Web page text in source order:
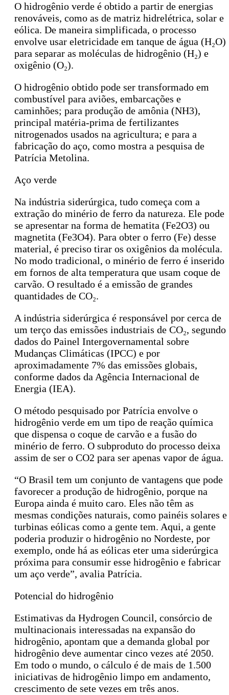
O hidrogênio verde é obtido a partir de energias
renováveis, como as de matriz hidrelétrica, solar e
eólica. De maneira simplificada, o processo
envolve usar eletricidade em tanque de água (H₂O)
para separar as moléculas de hidrogênio (H₂) e
oxigênio (O₂).
O hidrogênio obtido pode ser transformado em
combustível para aviões, embarcações e
caminhões; para produção de amônia (NH3),
principal matéria-prima de fertilizantes
nitrogenados usados na agricultura; e para a
fabricação do aço, como mostra a pesquisa de
Patrícia Metolina.
Aço verde
Na indústria siderúrgica, tudo começa com a
extração do minério de ferro da natureza. Ele pode
se apresentar na forma de hematita (Fe2O3) ou
magnetita (Fe3O4). Para obter o ferro (Fe) desse
material, é preciso tirar os oxigênios da molécula.
No modo tradicional, o minério de ferro é inserido
em fornos de alta temperatura que usam coque de
carvão. O resultado é a emissão de grandes
quantidades de CO₂.
A indústria siderúrgica é responsável por cerca de
um terço das emissões industriais de CO₂, segundo
dados do Painel Intergovernamental sobre
Mudanças Climáticas (IPCC) e por
aproximadamente 7% das emissões globais,
conforme dados da Agência Internacional de
Energia (IEA).
O método pesquisado por Patrícia envolve o
hidrogênio verde em um tipo de reação química
que dispensa o coque de carvão e a fusão do
minério de ferro. O subproduto do processo deixa
assim de ser o CO2 para ser apenas vapor de água.
“O Brasil tem um conjunto de vantagens que pode
favorecer a produção de hidrogênio, porque na
Europa ainda é muito caro. Eles não têm as
mesmas condições naturais, como painéis solares e
turbinas eólicas como a gente tem. Aqui, a gente
poderia produzir o hidrogênio no Nordeste, por
exemplo, onde há as eólicas eter uma siderúrgica
próxima para consumir esse hidrogênio e fabricar
um aço verde”, avalia Patrícia.
Potencial do hidrogênio
Estimativas da Hydrogen Council, consórcio de
multinacionais interessadas na expansão do
hidrogênio, apontam que a demanda global por
hidrogênio deve aumentar cinco vezes até 2050.
Em todo o mundo, o cálculo é de mais de 1.500
iniciativas de hidrogênio limpo em andamento,
crescimento de sete vezes em três anos.